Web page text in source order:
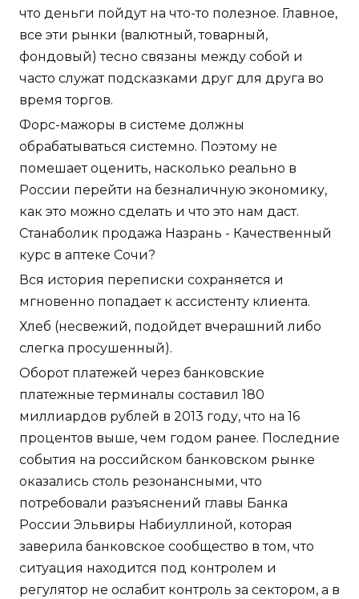
что деньги пойдут на что-то полезное. Главное,
все эти рынки (валютный, товарный,
фондовый) тесно связаны между собой и
часто служат подсказками друг для друга во
время торгов.
Форс-мажоры в системе должны
обрабатываться системно. Поэтому не
помешает оценить, насколько реально в
России перейти на безналичную экономику,
как это можно сделать и что это нам даст.
Станаболик продажа Назрань - Качественный
курс в аптеке Сочи?
Вся история переписки сохраняется и
мгновенно попадает к ассистенту клиента.
Хлеб (несвежий, подойдет вчерашний либо
слегка просушенный).
Оборот платежей через банковские
платежные терминалы составил 180
миллиардов рублей в 2013 году, что на 16
процентов выше, чем годом ранее. Последние
события на российском банковском рынке
оказались столь резонансными, что
потребовали разъяснений главы Банка
России Эльвиры Набиуллиной, которая
заверила банковское сообщество в том, что
ситуация находится под контролем и
регулятор не ослабит контроль за сектором, а в